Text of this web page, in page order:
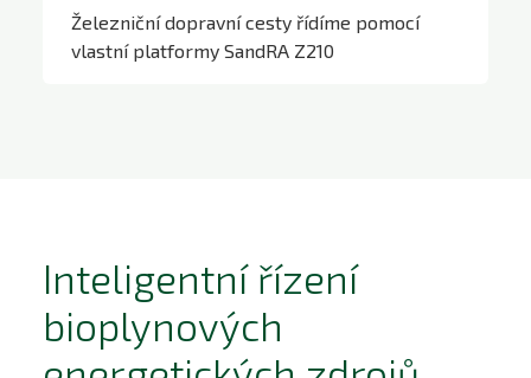
Železniční dopravní cesty řídíme pomocí
vlastní platformy SandRA Z210
Inteligentní řízení
bioplynových